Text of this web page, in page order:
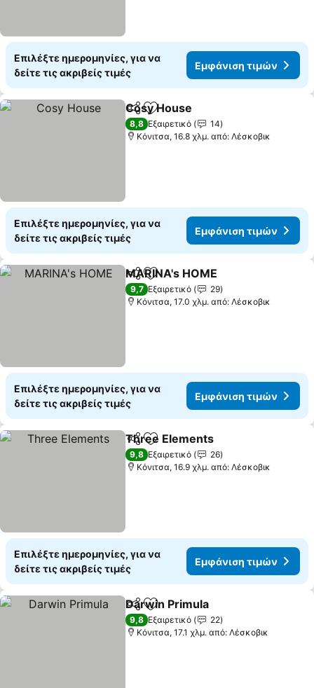
Επιλέξτε ημερομηνίες, για να
δείτε τις ακριβείς τιμές
Εμφάνιση τιμών
Κοινοποίηση
Προσθήκη στα αγαπημένα
Cosy House
8,8 Εξαιρετικό
14
Κόνιτσα, 16.8 χλμ. από: Λέσκοβικ
Επιλέξτε ημερομηνίες, για να
δείτε τις ακριβείς τιμές
Εμφάνιση τιμών
Κοινοποίηση
Προσθήκη στα αγαπημένα
MARINA's HOME
9,7 Εξαιρετικό
29
Κόνιτσα, 17.0 χλμ. από: Λέσκοβικ
Επιλέξτε ημερομηνίες, για να
δείτε τις ακριβείς τιμές
Εμφάνιση τιμών
Κοινοποίηση
Προσθήκη στα αγαπημένα
Three Elements
9,8 Εξαιρετικό
26
Κόνιτσα, 16.9 χλμ. από: Λέσκοβικ
Επιλέξτε ημερομηνίες, για να
δείτε τις ακριβείς τιμές
Εμφάνιση τιμών
Κοινοποίηση
Προσθήκη στα αγαπημένα
Darwin Primula
9,8 Εξαιρετικό
22
Κόνιτσα, 17.1 χλμ. από: Λέσκοβικ